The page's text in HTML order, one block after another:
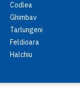
Codlea
Ghimbav
Tarlungeni
Feldioara
Halchiu